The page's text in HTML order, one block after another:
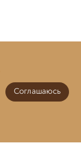
Соглашаюсь